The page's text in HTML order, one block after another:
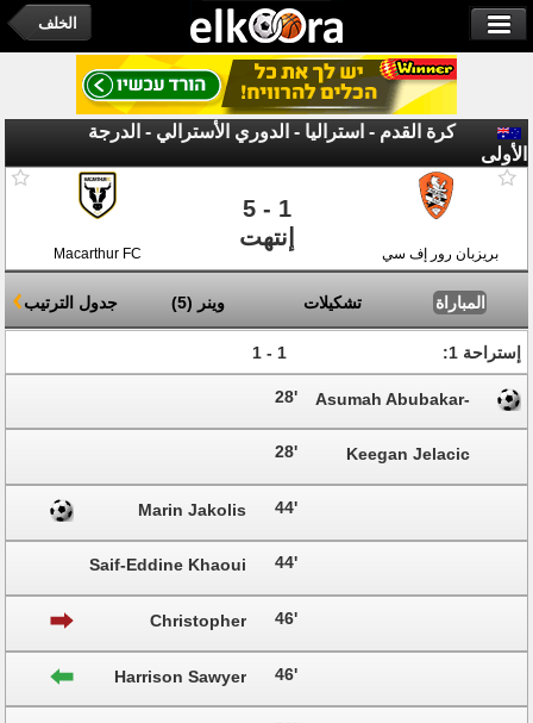
الخلف
كرة القدم - استراليا - الدوري الأسترالي - الدرجة
الأولى
5 - 1
إنتهت
بريزبان رور إف سي Macarthur FC
جدول الترتيب (5) وينر تشكيلات المباراة
إستراحة 1: 1 - 1
Asumah Abubakar-
28'
Keegan Jelacic
28'
44'
Marin Jakolis
44'
Saif-Eddine Khaoui
46'
Christopher
46'
Harrison Sawyer